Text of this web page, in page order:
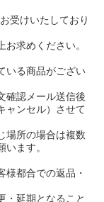
受けいたしており
求めください。
いる商品がござい
確認メール送信後
ャンセル）させて
場所の場合は複数
ます。
様都合での返品・
・延期となること